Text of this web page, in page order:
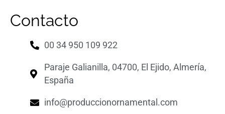
Contacto
00 34 950 109 922
Paraje Galianilla, 04700, El Ejido, Almería,
España
info@produccionornamental.com